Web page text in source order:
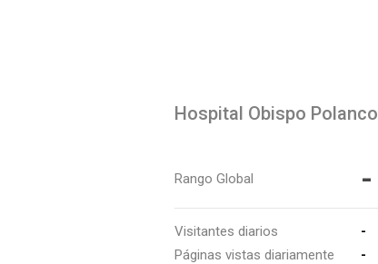
Hospital Obispo Polanco
Rango Global -
Visitantes diarios
-
Páginas vistas diariamente
-